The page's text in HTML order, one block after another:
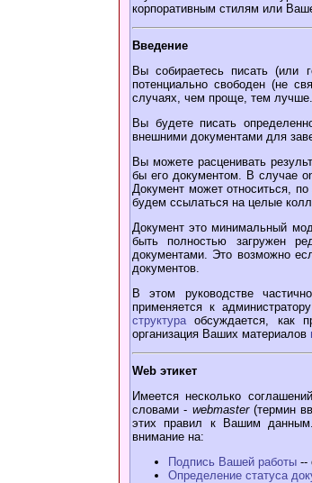
корпоративным стилям или
Введение
Вы собираетесь писать (или
потенциально свободен (не
случаях, чем проще, тем лучше.
Вы будете писать
внешними документами для
Вы можете расценивать
бы его документом. В случае
Документ может относиться,
будем ссылаться на целые
Документ это минимальный
быть полностью загружен
документами. Это возможно
документов.
В этом руководстве
применяется к
структураобсуждается, как
организация Ваших материалов
Web этикет
Имеется несколько
словами - webmaster(термин
этих правил к Вашим
внимание на:
Подпись Вашей работы --
Определение статуса